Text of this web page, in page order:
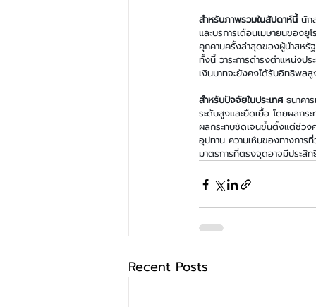
สำหรับภาพรวมในสัปดาห์นี้ นัก
และบริการเดือนเมษายนของยู
คุกคามครั้งล่าสุดของผู้นำสหรั
ทั้งนี้ วาระการดำรงตำแหน่งป
เงินบาทจะยังคงได้รับอิทธิพลสู
สำหรับปัจจัยในประเทศ ธนาคา
ระดับสูงและยืดเยื้อ โดยผลกร
ผลกระทบชัดเจนขึ้นตั้งแต่ช่วง
อุปทาน ความเห็นของทางการ
มาตรการที่ตรงจุดอาจมีประสิท
Recent Posts